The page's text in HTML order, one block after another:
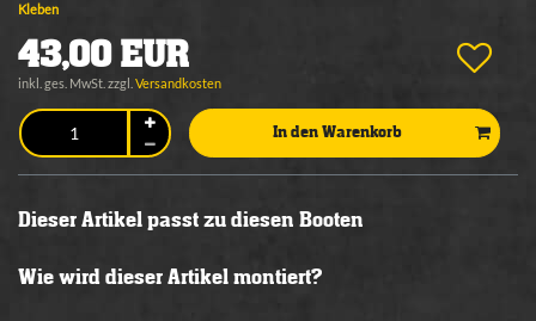
Kleben
43,00 EUR
inkl. ges. MwSt. zzgl. Versandkosten
In den Warenkorb
Dieser Artikel passt zu diesen Booten
Wie wird dieser Artikel montiert?